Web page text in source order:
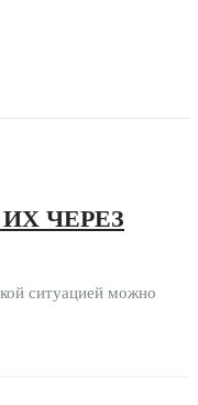
ЧЕРЕЗ
ситуацией можно